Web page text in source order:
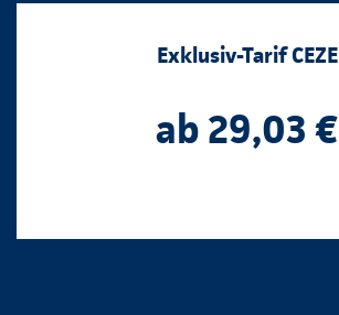
Exklusiv-Tarif CEZE
ab 29,03 €